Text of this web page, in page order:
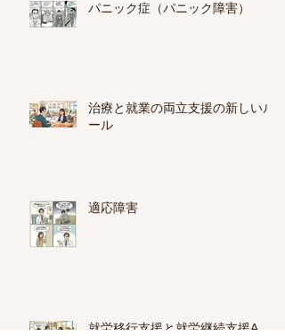
パニック症（パニック障害）
治療と就業の両立支援の新しいル
ール
適応障害
就労移行支援と就労継続支援A